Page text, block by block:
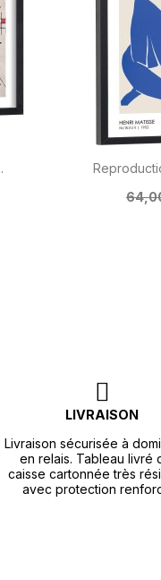

LIVRAISON
Livraison sécurisée à
en relais. Tableau livré
caisse cartonnée très
avec protection